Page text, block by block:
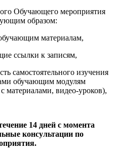
Обучающего мероприятия
образом:
материалам,
ссылки к записям,
самостоятельного изучения
обучающим модулям
материалами, видео-уроков),
14 дней с момента
консультации по